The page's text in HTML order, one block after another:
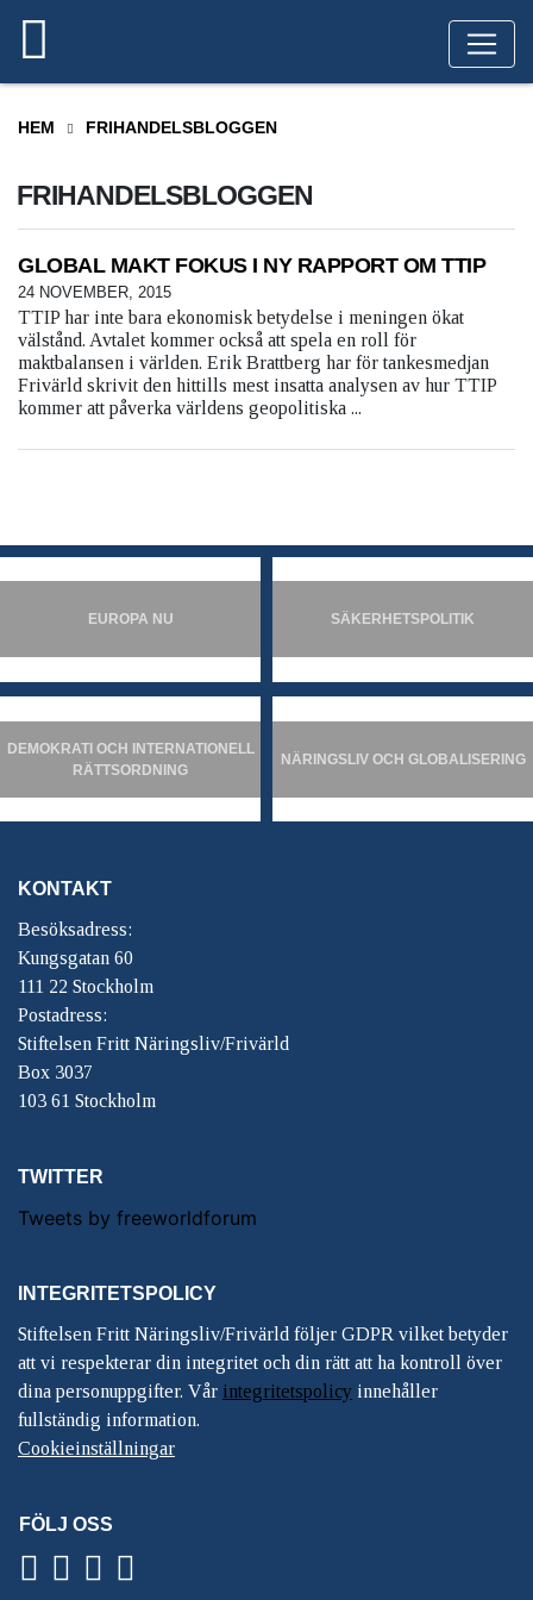
HEM FRIHANDELSBLOGGEN
FRIHANDELSBLOGGEN
GLOBAL MAKT FOKUS I NY RAPPORT OM TTIP
24 NOVEMBER, 2015
TTIP har inte bara ekonomisk betydelse i meningen ökat
välstånd. Avtalet kommer också att spela en roll för
maktbalansen i världen. Erik Brattberg har för tankesmedjan
Frivärld skrivit den hittills mest insatta analysen av hur TTIP
kommer att påverka världens geopolitiska ...
EUROPA NU SÄKERHETSPOLITIK
DEMOKRATI OCH INTERNATIONELL
RÄTTSORDNING
NÄRINGSLIV OCH GLOBALISERING
KONTAKT
Besöksadress:
Kungsgatan 60
111 22 Stockholm
Postadress:
Stiftelsen Fritt Näringsliv/Frivärld
Box 3037
103 61 Stockholm
TWITTER
Tweets by freeworldforum
INTEGRITETSPOLICY
Stiftelsen Fritt Näringsliv/Frivärld följer GDPR vilket betyder
att vi respekterar din integritet och din rätt att ha kontroll över
dina personuppgifter. Vår integritetspolicy innehåller
fullständig information.
Cookieinställningar
FÖLJ OSS